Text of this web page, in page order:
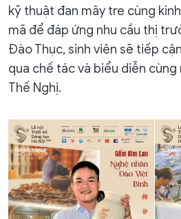
kỹ thuật đan mây tre cùng
mã để đáp ứng nhu cầu thị
Đào Thục, sinh viên sẽ tiếp
qua chế tác và biểu diễn cùng
Thế Nghị.